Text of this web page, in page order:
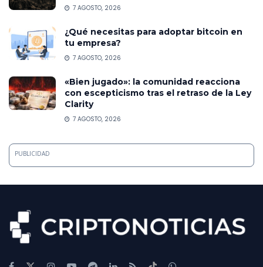
7 AGOSTO, 2026
¿Qué necesitas para adoptar bitcoin en
tu empresa?
7 AGOSTO, 2026
«Bien jugado»: la comunidad reacciona
con escepticismo tras el retraso de la Ley
Clarity
7 AGOSTO, 2026
PUBLICIDAD